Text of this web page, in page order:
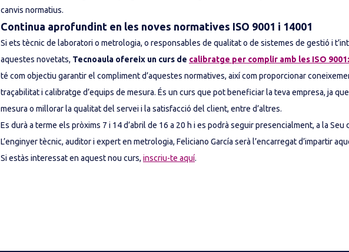
canvis normatius.
Continua aprofundint en les noves normatives ISO 9001 i 14001
Si ets tècnic de laboratori o metrologia, o responsables de qualitat o de sistemes de gestió i
aquestes novetats, Tecnoaula ofereix un curs de calibratge per complir amb les ISO
té com objectiu garantir el compliment d’aquestes normatives, així com proporcionar
traçabilitat i calibratge d’equips de mesura. És un curs que pot beneficiar la teva empresa, ja
mesura o millorar la qualitat del servei i la satisfacció del client, entre d’altres.
Es durà a terme els pròxims 7 i 14 d’abril de 16 a 20 h i es podrà seguir presencialment, a la
L’enginyer tècnic, auditor i expert en metrologia, Feliciano García serà l’encarregat d’impartir
Si estàs interessat en aquest nou curs, inscriu-te aquí.